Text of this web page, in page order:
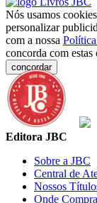
Nós usamos
personalizar
com a nossa
concorda com estas
concordar
Editora JBC
Sobre a JBC
Central de
Nossos
Onde